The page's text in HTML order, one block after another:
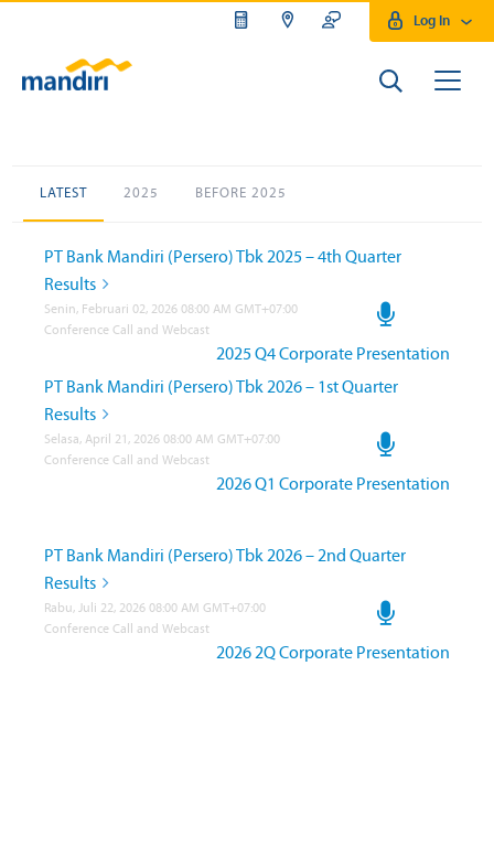
Log In
LATEST 2025 BEFORE 2025
PT Bank Mandiri (Persero) Tbk 2025 – 4th Quarter
Results
Senin, Februari 02, 2026 08:00 AM GMT+07:00
Conference Call and Webcast
2025 Q4 Corporate Presentation
PT Bank Mandiri (Persero) Tbk 2026 – 1st Quarter
Results
Selasa, April 21, 2026 08:00 AM GMT+07:00
Conference Call and Webcast
2026 Q1 Corporate Presentation
PT Bank Mandiri (Persero) Tbk 2026 – 2nd Quarter
Results
Rabu, Juli 22, 2026 08:00 AM GMT+07:00
Conference Call and Webcast
2026 2Q Corporate Presentation